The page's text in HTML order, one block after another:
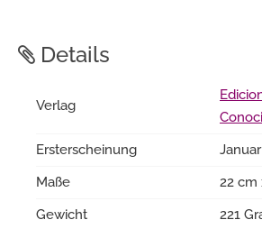
Details
Verlag
Ersterscheinung
Maße
22 cm
Gewicht
221